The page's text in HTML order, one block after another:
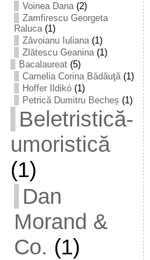
Voinea Dana(2)
Zamfirescu Georgeta
Raluca(1)
Zăvoianu Iuliana(1)
Zlătescu Geanina(1)
Bacalaureat(5)
Camelia Corina Bădăuţă(1)
Hoffer Ildikó(1)
Petrică Dumitru Becheș (1)
Beletristică-
umoristică
(1)
Dan
Morand &
Co. (1)